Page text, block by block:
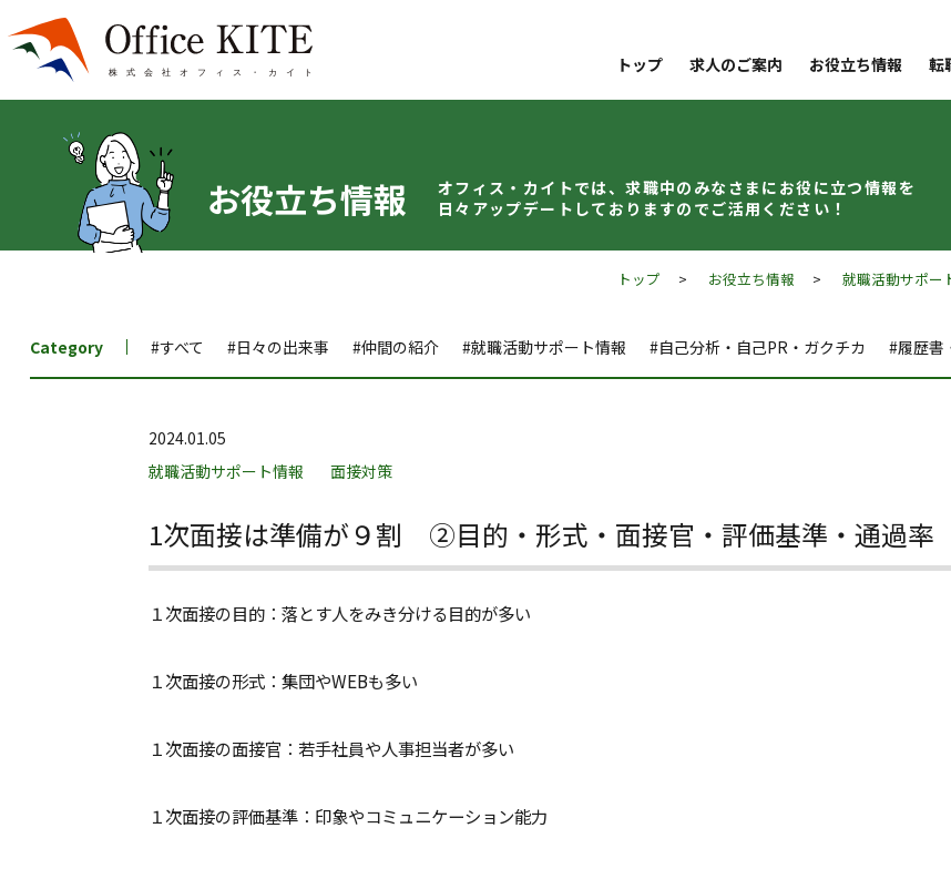
トップ 求人のご案内 お役立ち情報 転
お役立ち情報 オフィス・カイトでは、求職中のみなさまに お役に立つ情報を
日々アップデート しておりますのでご活用ください！
トップ > お役立ち情報 >就職活動サポー
Category #すべて #日々の出来事 #仲間の紹介 #就職活動サポート情報 #自己分析・自己PR・ガクチカ #履歴書
2024.01.05
就職活動サポート情報
面接対策
1次面接は準備が９割 ②目的・形式・面接官・評価基準・通過率
１次面接の目的：落とす人をみき分ける目的が多い
１次面接の形式：集団やWEBも多い
１次面接の面接官：若手社員や人事担当者が多い
１次面接の評価基準：印象やコミュニケーション能力